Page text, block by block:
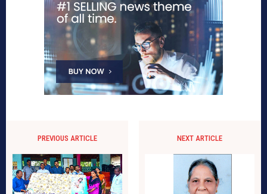
PREVIOUS ARTICLE NEXT ARTICLE